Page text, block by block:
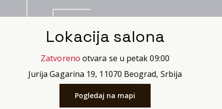
Lokacija salona
Zatvoreno otvara se u petak 09:00
Jurija Gagarina 19, 11070 Beograd, Srbija
Pogledaj na mapi